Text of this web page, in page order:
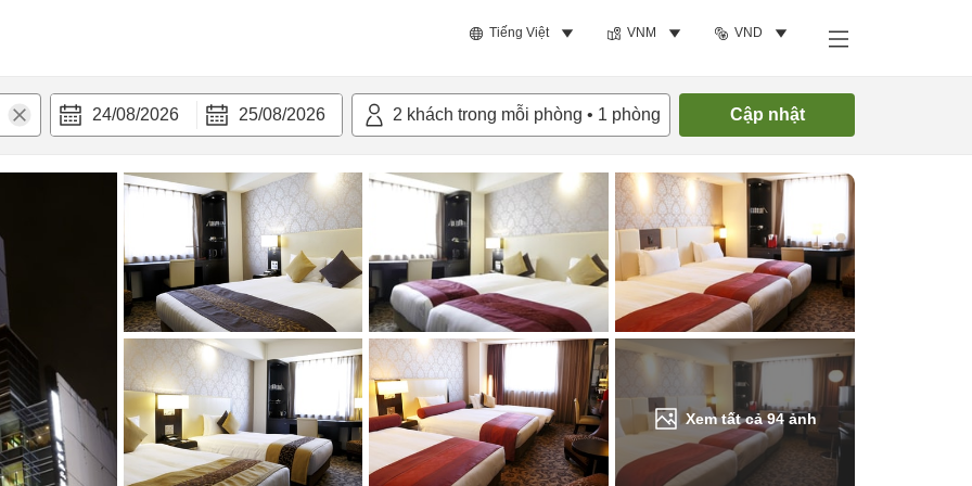
Tiếng Việt VNM VND
24/08/2026 25/08/2026 2 khách trong mỗi phòng • 1 phòng Cập nhật
Xem tất cả94ảnh
bật Tiện nghi Tìm phòng trống